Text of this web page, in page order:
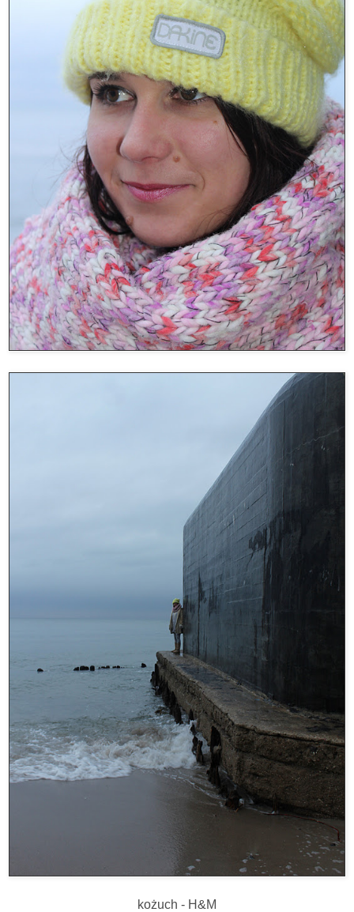
kożuch - H&M